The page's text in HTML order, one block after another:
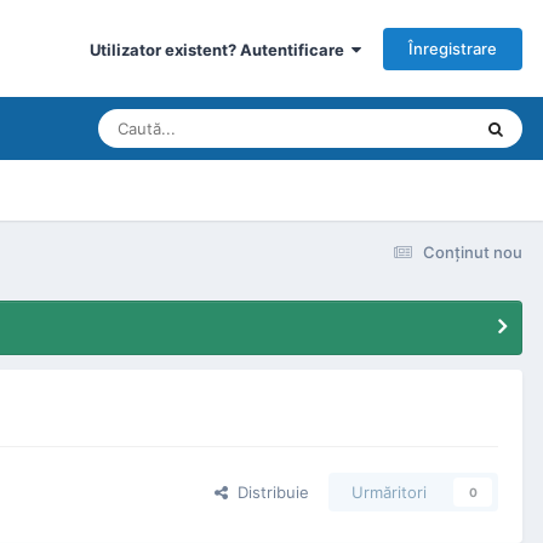
Utilizator existent? Autentificare Înregistrare
Conţinut nou
Distribuie Urmăritori 0